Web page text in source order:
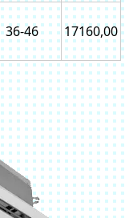
36-46 17160,00